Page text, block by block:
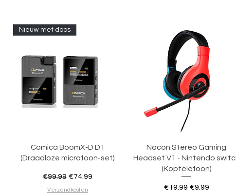
Quick View
Nieuw met doos
Comica BoomX-D D1
(Draadloze microfoon-set)
Regular Price
€99.99 Sale Price
€74.99
Verzendkosten
Quick View
Nacon Stereo Gaming
Headset V1 - Nintendo
(Koptelefoon)
Regular Price
€19.99 Sale Price
€9.99